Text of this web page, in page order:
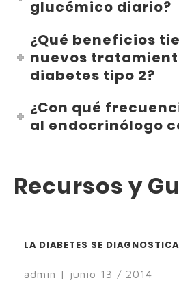
glucémico diario?
¿Qué beneficios
nuevos
diabetes tipo 2?
¿Con qué
al endocrinólogo
Recursos y
LA DIABETES SE
admin | junio 13 / 2014